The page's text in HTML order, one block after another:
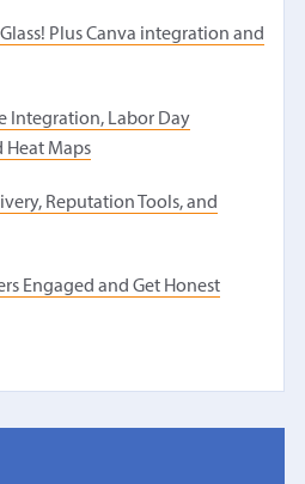
Plus Canva integration and
Integration, Labor Day
Heat Maps
Reputation Tools, and
Engaged and Get Honest